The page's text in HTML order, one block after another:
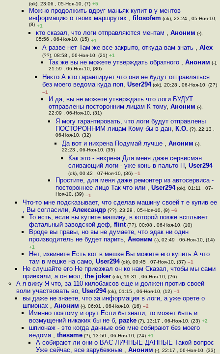
(ok), 23:06 , 05-Ноя-10, (7) +5
Можно продолжить вдруг маньяк купит в у ментов
информацию о твоих маршрутах ,filosofem (ok), 23:24 , 05-Ноя-10,
(8) +1
кто сказал, что логи отправляются ментам , Аноним (-),
05:56 , 06-Ноя-10, (15) +1
А разве нет Там же все закрыто, откуда вам знать , Alex
(??), 08:58 , 06-Ноя-10, (21) +1
Так же вы не можете утверждать обратного ,Аноним (-),
21:59 , 06-Ноя-10, (30)
Никто А кто гарантирует что они не будут отправляться
без моего ведома куда поп, User294(ok), 20:28 , 06-Ноя-10, (27)
–1
И да, вы не можете утверждать что логи БУДУТ
отправлены посторонним лицам К тому,Аноним (-),
22:09 , 06-Ноя-10, (31)
Я могу гарантировать, что логи будут отправлены
ПОСТОРОННИМ лицам Кому бы в дан, К.О. (?), 22:13 ,
06-Ноя-10, (32)
Да вот и нихрена Подумай лучше , Аноним (-),
22:23 , 06-Ноя-10, (35)
Как это - нихрена Для меня даже сервисмэн
сливающий логи - уже конь в пальто П ,User294
(ok), 00:42 , 07-Ноя-10, (36) –1
Простите, для меня даже ремонтер из автосервиса -
постороннее лицо Так что или , User294(ok), 01:11 , 07-
Ноя-10, (39) –1
Что-то мне подсказывает, что сделав машину своей т е купив ее
, Вы согласили, Александр(??), 23:29 , 05-Ноя-10, (9) –6
То есть, если вы купите машину, в которой позже всплывет
фатальный заводской деф,flint (??), 00:08 , 06-Ноя-10, (10)
Вроде вы правы, но вы не думаете, что эдак ни один
производитель не будет парить,Аноним (-), 02:49 , 06-Ноя-10, (14)
+1
Нет, извините Есть кот в мешке Вы можете его купить А что
там в мешке на само,User294(ok), 00:45 , 07-Ноя-10, (37) –1
Не слушайте его Не приезжал он ко нам Сказал, чтобы мы сами
приехали, а он мол, the joker(ok), 19:31 , 06-Ноя-10, (26)
А я вижу Я что, за 110 килобаксов еще и должен против своей
воли участвовать во, User294(ok), 01:15 , 06-Ноя-10, (12) –1
вы даже не знаете, что за информация в логи, а уже орете о
шпионах , Аноним (-), 06:01 , 06-Ноя-10, (16) –2
Именно поэтому и орут Если бы знали, то может быть и
возмущений никаких бы не б,pazke (?), 13:17 , 06-Ноя-10, (23) +2
шпионаж - это когда данные обо мне собирают без моего
ведома ,thesame (?), 13:50 , 06-Ноя-10, (24) +1
А собирают ли они о ВАС ЛИЧНЫЕ ДАННЫЕ Такой вопрос
Уже сейчас, все зарубежные , Аноним (-), 22:17 , 06-Ноя-10, (33)